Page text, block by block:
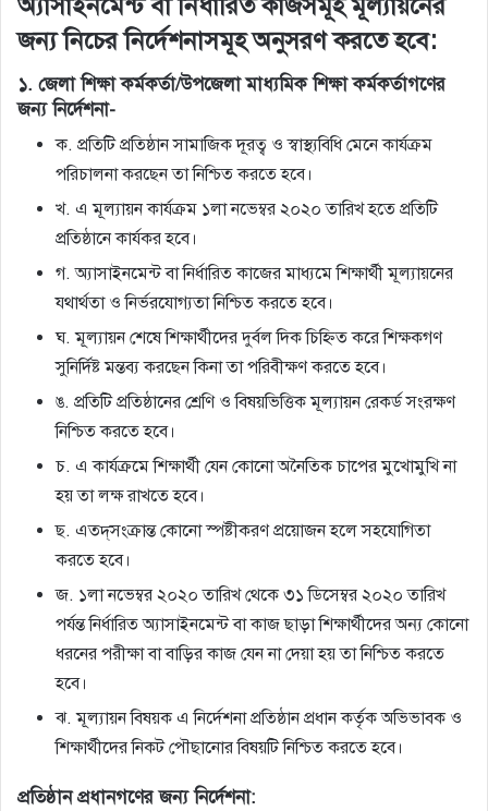
অ্যাসাইনমেন্ট বা নির্ধারিত কাজসমূহ মূল্যায়নের
জন্য নিচের নির্দেশনাসমূহ অনুসরণ করতে হবে:
১. জেলা শিক্ষা কর্মকর্তা/উপজেলা মাধ্যমিক শিক্ষা কর্মকর্তাগণের
জন্য নির্দেশনা-
ক. প্রতিটি প্রতিষ্ঠান সামাজিক দূরত্ব ও স্বাস্থ্যবিধি মেনে কার্যক্রম
পরিচালনা করছেন তা নিশ্চিত করতে হবে।
খ. এ মূল্যায়ন কার্যক্রম ১লা নভেম্বর ২০২০ তারিখ হতে প্রতিটি
প্রতিষ্ঠানে কার্যকর হবে।
গ. অ্যাসাইনমেন্ট বা নির্ধারিত কাজের মাধ্যমে শিক্ষার্থী মূল্যায়নের
যথার্থতা ও নির্ভরযােগ্যতা নিশ্চিত করতে হবে।
ঘ. মূল্যায়ন শেষে শিক্ষার্থীদের দুর্বল দিক চিহ্নিত করে শিক্ষকগণ
সুনির্দিষ্ট মন্তব্য করছেন কিনা তা পরিবীক্ষণ করতে হবে।
ঙ. প্রতিটি প্রতিষ্ঠানের শ্রেণি ও বিষয়ভিত্তিক মূল্যায়ন রেকর্ড সংরক্ষণ
নিশ্চিত করতে হবে।
চ. এ কার্যক্রমে শিক্ষার্থী যেন কোনাে অনৈতিক চাপের মুখােমুখি না
হয় তা লক্ষ রাখতে হবে।
ছ. এতদ্‌সংক্রান্ত কোনাে স্পষ্টীকরণ প্রয়ােজন হলে সহযােগিতা
করতে হবে।
জ. ১লা নভেম্বর ২০২০ তারিখ থেকে ৩১ ডিসেম্বর ২০২০ তারিখ
পর্যন্ত নির্ধারিত অ্যাসাইনমেন্ট বা কাজ ছাড়া শিক্ষার্থীদের অন্য কোনাে
ধরনের পরীক্ষা বা বাড়ির কাজ যেন না দেয়া হয় তা নিশ্চিত করতে
হবে।
ঝ. মূল্যায়ন বিষয়ক এ নির্দেশনা প্রতিষ্ঠান প্রধান কর্তৃক অভিভাবক ও
শিক্ষার্থীদের নিকট পৌছানাের বিষয়টি নিশ্চিত করতে হবে।
প্রতিষ্ঠান প্রধানগণের জন্য নির্দেশনা: